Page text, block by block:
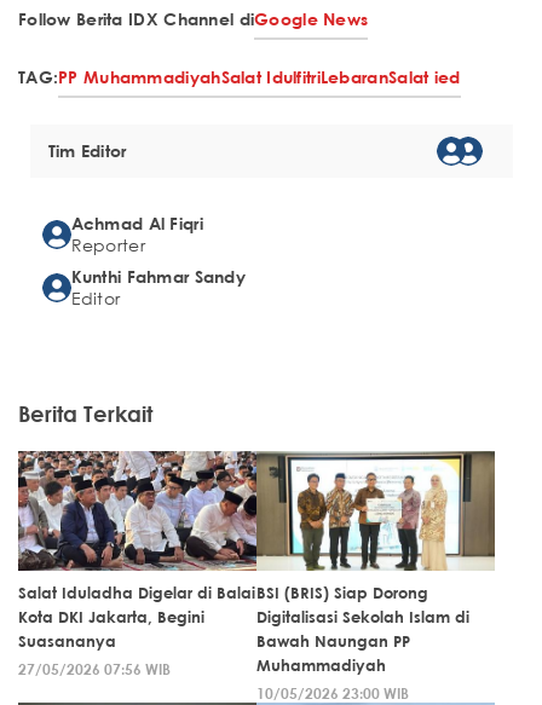
Follow Berita IDX Channel diGoogle News
TAG:PP MuhammadiyahSalat IdulfitriLebaranSalat ied
Tim Editor
Achmad Al Fiqri
Reporter
Kunthi Fahmar Sandy
Editor
Berita Terkait
Salat Iduladha Digelar di Balai
Kota DKI Jakarta, Begini
Suasananya
27/05/2026 07:56 WIB
BSI (BRIS) Siap Dorong
Digitalisasi Sekolah Islam di
Bawah Naungan PP
Muhammadiyah
10/05/2026 23:00 WIB